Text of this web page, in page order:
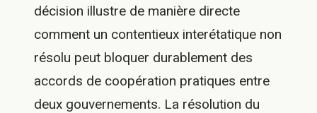
décision illustre de manière directe
comment un contentieux interétatique non
résolu peut bloquer durablement des
accords de coopération pratiques entre
deux gouvernements. La résolution du